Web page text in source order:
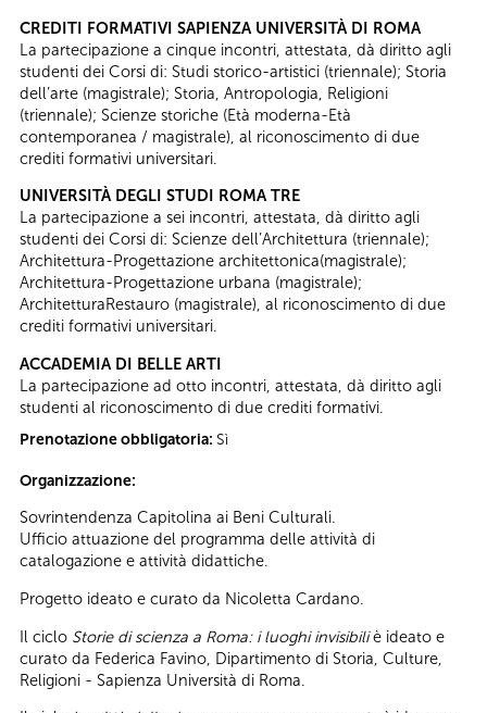
CREDITI FORMATIVI SAPIENZA UNIVERSITÀ DI ROMA
La partecipazione a cinque incontri, attestata, dà diritto agli
studenti dei Corsi di: Studi storico-artistici (triennale); Storia
dell’arte (magistrale); Storia, Antropologia, Religioni
(triennale); Scienze storiche (Età moderna-Età
contemporanea / magistrale), al riconoscimento di due
crediti formativi universitari.
UNIVERSITÀ DEGLI STUDI ROMA TRE
La partecipazione a sei incontri, attestata, dà diritto agli
studenti dei Corsi di: Scienze dell’Architettura (triennale);
Architettura-Progettazione architettonica(magistrale);
Architettura-Progettazione urbana (magistrale);
ArchitetturaRestauro (magistrale), al riconoscimento di due
crediti formativi universitari.
ACCADEMIA DI BELLE ARTI
La partecipazione ad otto incontri, attestata, dà diritto agli
studenti al riconoscimento di due crediti formativi.
Prenotazione obbligatoria: Sì
Organizzazione:
Sovrintendenza Capitolina ai Beni Culturali.
Ufficio attuazione del programma delle attività di
catalogazione e attività didattiche.
Progetto ideato e curato da Nicoletta Cardano.
Il ciclo Storie di scienza a Roma: i luoghi invisibiliè ideato e
curato da Federica Favino, Dipartimento di Storia, Culture,
Religioni - Sapienza Università di Roma.